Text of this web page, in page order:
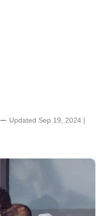
⚊ Updated Sep 19, 2024 |